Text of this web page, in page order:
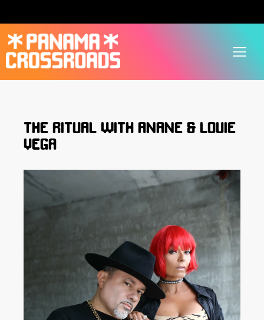
THE RITUAL WITH ANANE & LOUIE
VEGA